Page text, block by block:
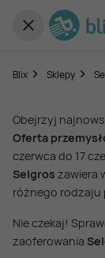
Blix Sklepy
Obejrzyj
Oferta
czerwca do 17
Selgros zawiera
różnego rodzaju
Nie czekaj!
zaoferowania